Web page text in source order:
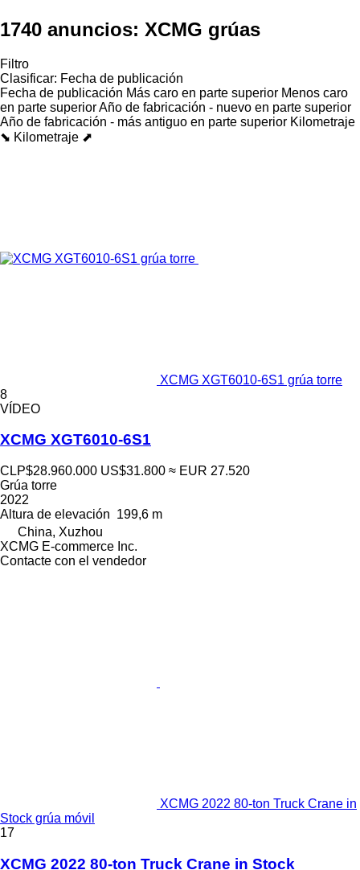
1740 anuncios: XCMG grúas
Filtro
Clasificar: Fecha de publicación
Fecha de publicación Más caro en parte superior Menos caro
en parte superiorAño de fabricación - nuevo en parte superior
Año de fabricación - más antiguo en parte superior Kilometraje
⬊ Kilometraje ⬈
XCMG XGT6010-6S1 grúa torre
8
VÍDEO
XCMG XGT6010-6S1
CLP$28.960.000 US$31.800 ≈ EUR 27.520
Grúa torre
2022
Altura de elevación 199,6 m
China, Xuzhou
XCMG E-commerce Inc.
Contacte con el vendedor
XCMG 2022 80-ton Truck Crane in
Stock grúa móvil
17
XCMG 2022 80-ton Truck Crane in Stock